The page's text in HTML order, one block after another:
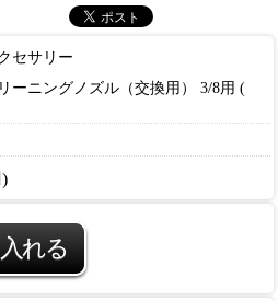
セサリー
ーニングノズル（交換用） 3/8用 (